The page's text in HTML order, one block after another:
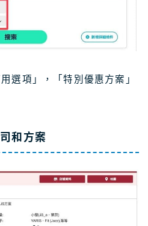
選項」，「特別優惠方案」
和方案